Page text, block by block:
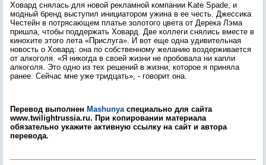
Ховард снялась для новой рекламной компании Kate Spade, и
модный бренд выступил инициатором ужина в ее честь. Джессика
Честейн в потрясающем платье золотого цвета от Дерека Лэма
пришла, чтобы поддержать Ховард. Две коллеги снялись вместе в
кинохите этого лета «Прислуга». И вот еще одна удивительная
новость о Ховард: она по собственному желанию воздерживается
от алкоголя. «Я никогда в своей жизни не пробовала ни капли
алкоголя. Это одно из тех решений в жизни, которое я приняла
ранее. Сейчас мне уже тридцать», - говорит она.
Перевод выполнен Mashunyaспециально для сайта
www.twilightrussia.ru. При копировании материала
обязательно укажите активную ссылку на сайт и автора
перевода.